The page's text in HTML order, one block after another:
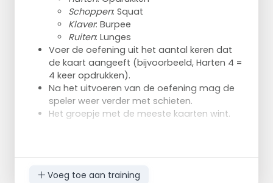
Schoppen: Squat
Klaver: Burpee
Ruiten: Lunges
Voer de oefening uit het aantal keren dat
de kaart aangeeft (bijvoorbeeld, Harten 4 =
4 keer opdrukken).
Na het uitvoeren van de oefening mag de
speler weer verder met schieten.
Het groepje met de meeste kaarten wint.
Voeg toe aan training